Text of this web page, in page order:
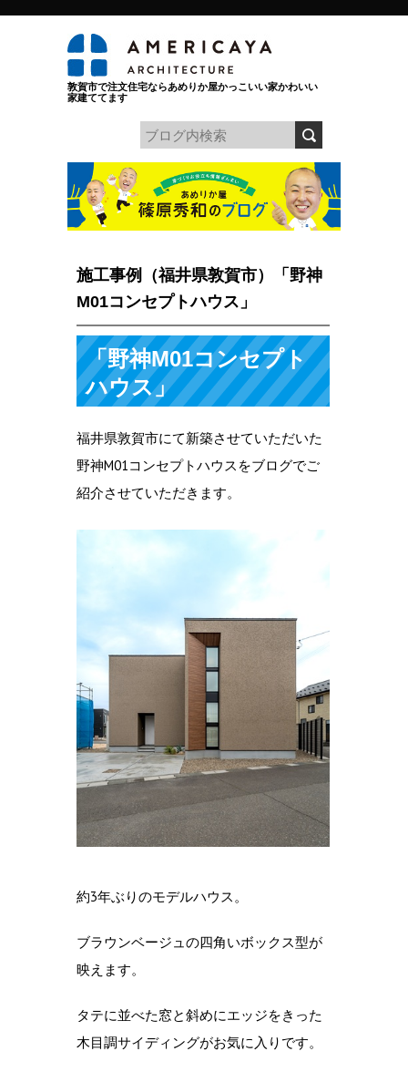
敦賀市で注文住宅ならあめりか屋かっこいい家かわいい
家建ててます
施工事例（福井県敦賀市）「野神
M01コンセプトハウス」
「野神M01コンセプト
ハウス」
福井県敦賀市にて新築させていただいた
野神M01コンセプトハウスをブログでご
紹介させていただきます。
約3年ぶりのモデルハウス。
ブラウンベージュの四角いボックス型が
映えます。
タテに並べた窓と斜めにエッジをきった
木目調サイディングがお気に入りです。